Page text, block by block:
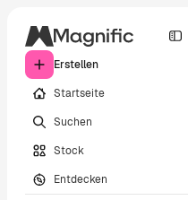
Erstellen
Startseite
Suchen
Stock
Entdecken